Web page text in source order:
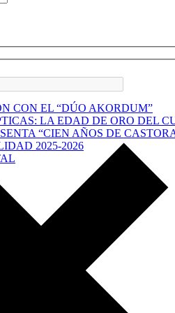
CON EL “DÚO AKORDUM”
LA EDAD DE ORO DEL
“CIEN AÑOS DE
2025-2026